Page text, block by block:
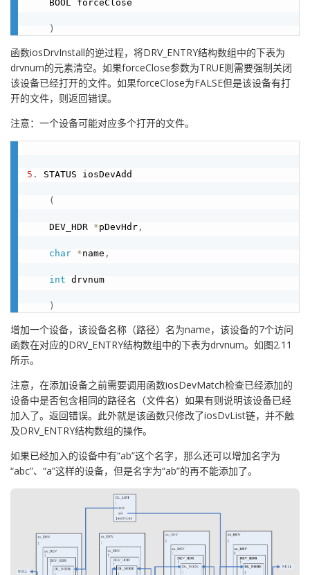
    BOOL forceClose
)
函数iosDrvInstall的逆过程，将DRV_ENTRY结构数组中的下表为
drvnum的元素清空。如果forceClose参数为TRUE则需要强制关闭
该设备已经打开的文件。如果forceClose为FALSE但是该设备有打
开的文件，则返回错误。
注意：一个设备可能对应多个打开的文件。
5 . STATUS iosDevAdd
(
    DEV_HDR
*pDevHdr ,
char *name ,
int drvnum
)
增加一个设备，该设备名称（路径）名为name，该设备的7个访问
函数在对应的DRV_ENTRY结构数组中的下表为drvnum。如图2.11
所示。
注意，在添加设备之前需要调用函数iosDevMatch检查已经添加的
设备中是否包含相同的路径名（文件名）如果有则说明该设备已经
加入了。返回错误。此外就是该函数只修改了iosDvList链，并不触
及DRV_ENTRY结构数组的操作。
如果已经加入的设备中有“ab”这个名字，那么还可以增加名字为
“abc”、“a”这样的设备，但是名字为“ab”的再不能添加了。